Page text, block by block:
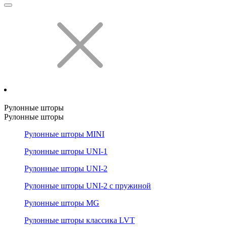
Рулонные шторы
Рулонные шторы
Рулонные шторы MINI
Рулонные шторы UNI-1
Рулонные шторы UNI-2
Рулонные шторы UNI-2 с пружиной
Рулонные шторы MG
Рулонные шторы классика LVT